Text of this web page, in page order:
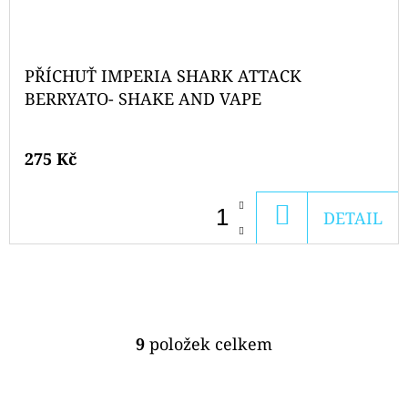
PŘÍCHUŤ IMPERIA SHARK ATTACK
BERRYATO- SHAKE AND VAPE
275 Kč
KOŠÍKU
DETAIL
O
9 položek celkem